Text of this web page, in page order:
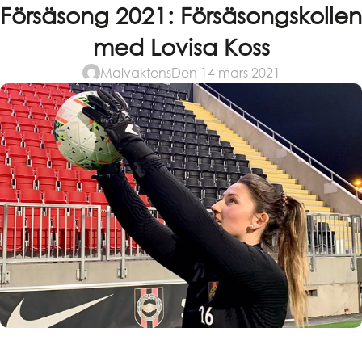
Försäsong 2021: Försäsongskollen
med Lovisa Koss
MalvaktensDen 14 mars 2021